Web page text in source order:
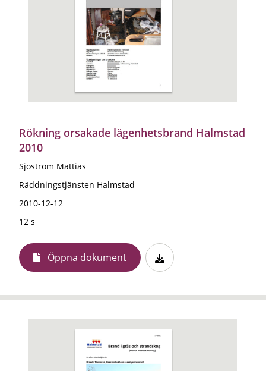
Rökning orsakade lägenhetsbrand Halmstad
2010
Sjöström Mattias
Räddningstjänsten Halmstad
2010-12-12
12 s
Öppna dokument